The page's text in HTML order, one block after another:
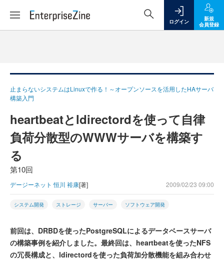
ログイン
新規
会員登録
止まらないシステムはLinuxで作る！～オープンソースを活用したHAサーバ
構築入門
heartbeatとldirectordを使って自律
負荷分散型のWWWサーバを構築す
る
第10回
デージーネット 恒川 裕康[著] 2009/02/23 09:00
システム開発 ストレージ サーバー ソフトウェア開発
前回は、DRBDを使ったPostgreSQLによるデータベースサーバ
の構築事例を紹介しました。最終回は、heartbeatを使ったNFS
の冗長構成と、ldirectordを使った負荷加分散機能を組み合わせ